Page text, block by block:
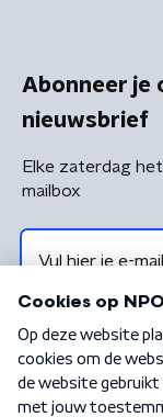
Abonneer je
nieuwsbrief
Elke zaterdag
mailbox
Algemene